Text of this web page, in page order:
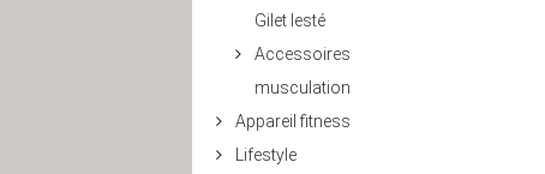
Gilet lesté
Accessoires
musculation
Appareil fitness
Lifestyle